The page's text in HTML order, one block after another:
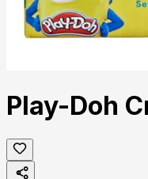
Play-Doh